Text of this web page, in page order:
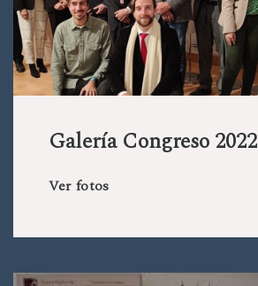
Galería Congreso 2022
Ver fotos